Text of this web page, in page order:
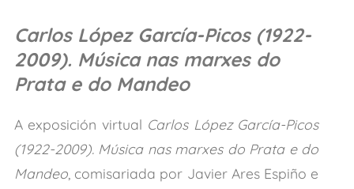
Carlos López García-Picos (1922-
2009). Música nas marxes do
Prata e do Mandeo
A exposición virtual Carlos López García-Picos
(1922-2009). Música nas marxes do Prata e do
Mandeo, comisariada por Javier Ares Espiño e